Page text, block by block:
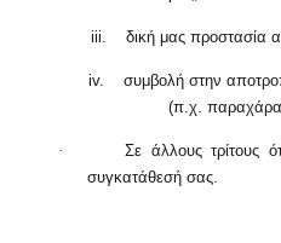
iii. δική μας προστασία
iv.
συμβολή στην
(π.χ.
·
Σε άλλους τρίτους
συγκατάθεσή σας.